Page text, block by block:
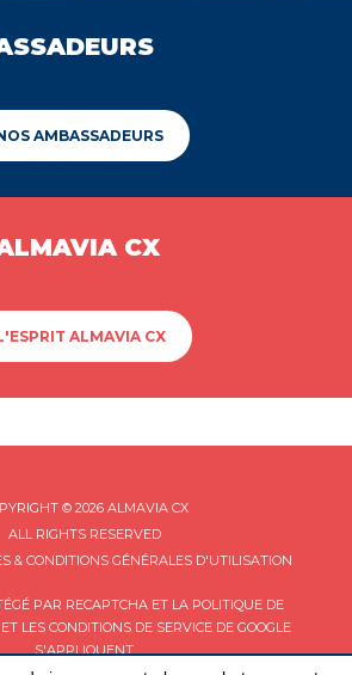
AMBASSADEURS
CX
ALMAVIA CX
© 2026 ALMAVIA CX
ALL RIGHTS RESERVED
& CONDITIONS GÉNÉRALES D'UTILISATION
PAR RECAPTCHA ET LA POLITIQUE DE
LES CONDITIONS DE SERVICEDE GOOGLE
S'APPLIQUENT.